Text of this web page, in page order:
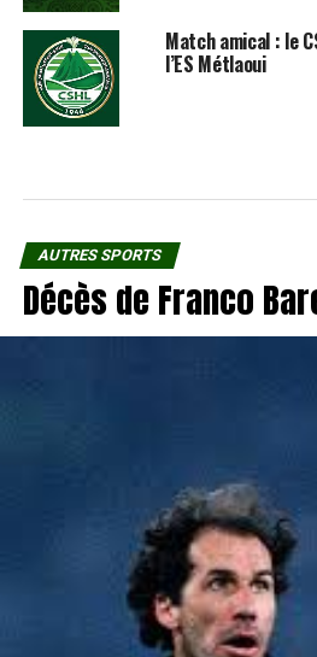
Match amical : le
l’ES Métlaoui
AUTRES SPORTS
Décès de Franco